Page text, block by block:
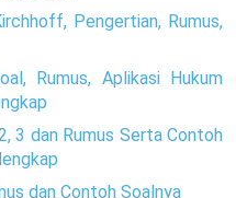
Pengertian, Rumus,
Rumus, Aplikasi Hukum
3 dan Rumus Serta Contoh
dan Contoh Soalnya